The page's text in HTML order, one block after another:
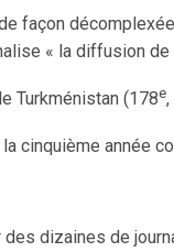
façon
« la diffusion
Turkménistan (178e
cinquième année
des dizaines de